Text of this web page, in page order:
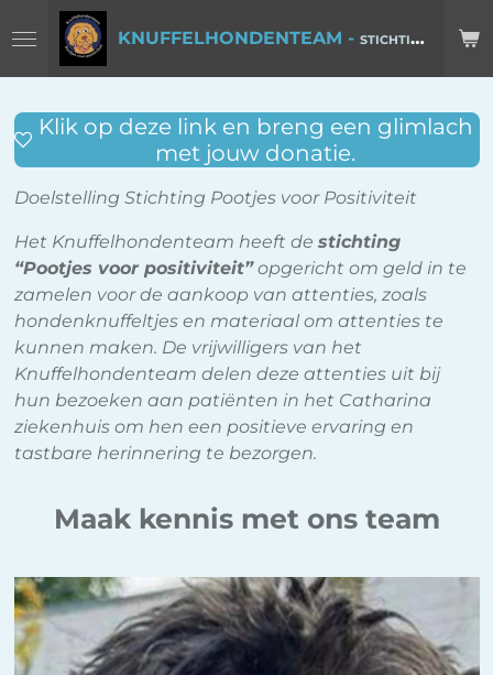
direct
naar
hoofdinhoud
KNUFFELHONDENTEAM - STICHTING POOTJES VOOR POSITIVITEIT
Klik op deze link en breng een glimlach
met jouw donatie.
Doelstelling Stichting Pootjes voor Positiviteit
Het Knuffelhondenteam heeft de stichting
“Pootjes voor positiviteit”opgericht om geld in te
zamelen voor de aankoop van attenties, zoals
hondenknuffeltjes en materiaal om attenties te
kunnen maken. De vrijwilligers van het
Knuffelhondenteam delen deze attenties uit bij
hun bezoeken aan patiënten in het Catharina
ziekenhuis om hen een positieve ervaring en
tastbare herinnering te bezorgen.
Maak kennis met ons team